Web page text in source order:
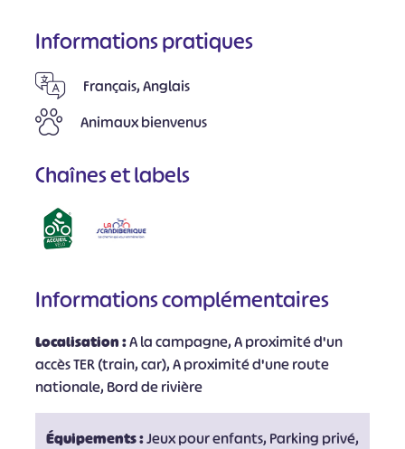
Informations pratiques
Français, Anglais
Animaux bienvenus
Chaînes et labels
Informations complémentaires
Localisation :A la campagne, A proximité d'un
accès TER (train, car), A proximité d'une route
nationale, Bord de rivière
Équipements :Jeux pour enfants, Parking privé,